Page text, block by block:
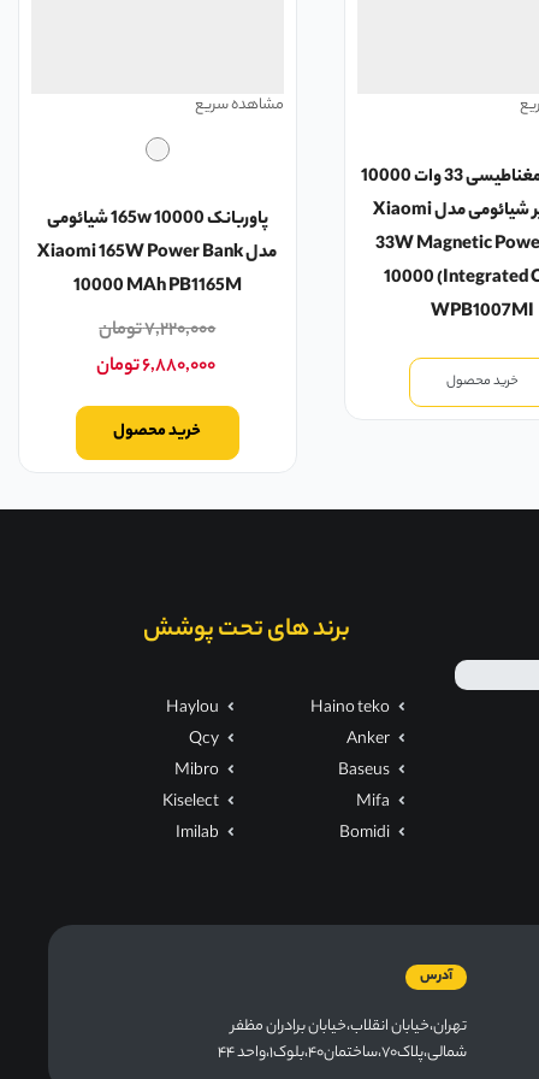
پاوربانک مغناطیسی 33 وات 10000
میلی آمپر شیائومی مدل Xiaomi
33W Magnetic
10000 (Integrated
WPB1007MI
خرید محصول
مشاهده سریع
پاوربانک 10000 165w شیائومی
مدل Xiaomi 165W Power Bank
10000 MAh PB1165M
۷,۲۲۰,۰۰۰تومان
۶,۸۸۰,۰۰۰تومان
خرید محصول
برند های تحت پوشش
Haino teko
Anker
Baseus
Mifa
Bomidi
Haylou
Qcy
Mibro
Kiselect
Imilab
آدرس
تهران،خیابان انقلاب،خیابان برادران مظفر
شمالی،پلاک۷۰،ساختمان۴۰،بلوک۱،واحد ۴۴